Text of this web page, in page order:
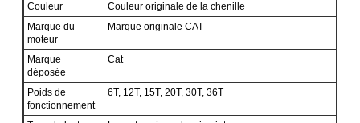
Laisser un message
Nous vous rappellerons bientôt!
Couleur
Couleur originale de la chenille
Marque du
moteur
Marque originale CAT
Marque
déposée
Cat
Poids de
fonctionnement
6T, 12T, 15T, 20T, 30T, 36T